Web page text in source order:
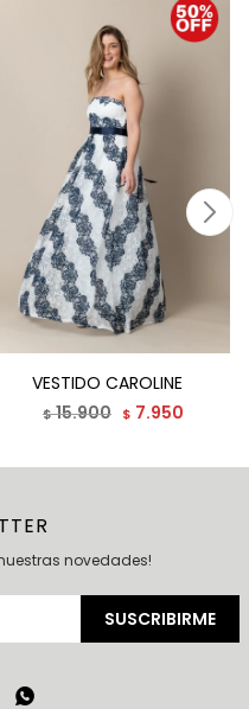
VESTIDO CAROLINE
$15.900 $ 7.950
novedades!
SUSCRIBIRME
